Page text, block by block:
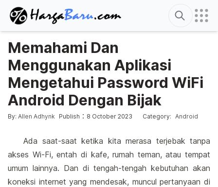
Search
Memahami Dan
Menggunakan Aplikasi
Mengetahui Password WiFi
Android Dengan Bijak
Posted by
By: Allen Adhynk Publish : 8 October 2023 :
Posted in
Category: Android
Ada saat-saat ketika kita merasa terjebak tanpa
akses Wi-Fi, entah di kafe, rumah teman, atau tempat
umum lainnya. Dan di tengah-tengah kebutuhan akan
koneksi internet yang mendesak, muncul pertanyaan di